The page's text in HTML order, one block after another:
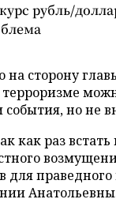
рубль/
сторону
терроризме
но не
как раз встать
для праведного